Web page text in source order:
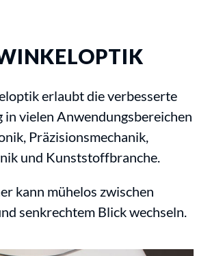
erlaubt die verbesserte
vielen Anwendungsbereichen
Präzisionsmechanik,
und Kunststoffbranche.
kann mühelos zwischen
senkrechtem Blick wechseln.